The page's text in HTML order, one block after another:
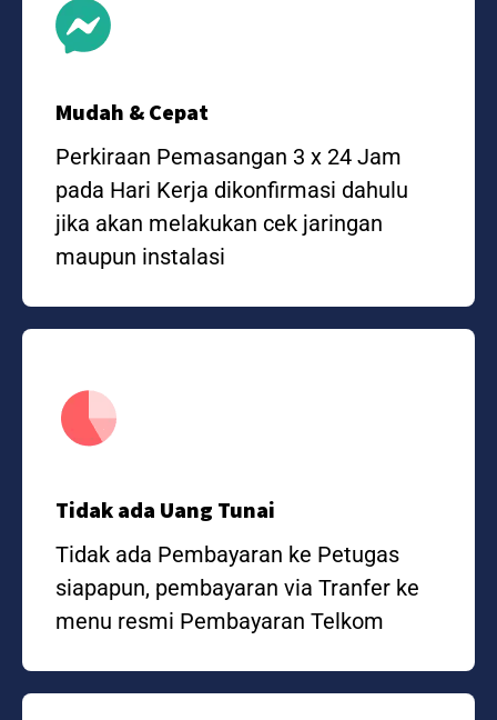
Mudah & Cepat
Perkiraan Pemasangan 3 x 24 Jam
pada Hari Kerja dikonfirmasi dahulu
jika akan melakukan cek jaringan
maupun instalasi
Tidak ada Uang Tunai
Tidak ada Pembayaran ke Petugas
siapapun, pembayaran via Tranfer ke
menu resmi Pembayaran Telkom